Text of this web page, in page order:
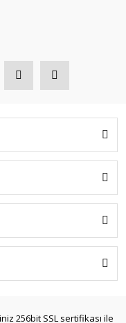
256bit SSL sertifikası ile